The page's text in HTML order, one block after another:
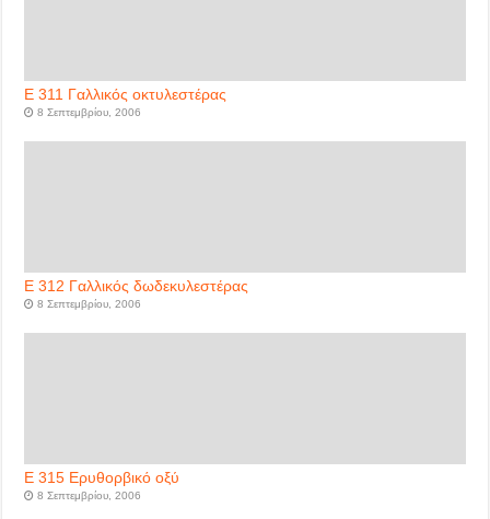
Ε 311 Γαλλικός οκτυλεστέρας
8 Σεπτεμβρίου, 2006
Ε 312 Γαλλικός δωδεκυλεστέρας
8 Σεπτεμβρίου, 2006
Ε 315 Ερυθορβικό οξύ
8 Σεπτεμβρίου, 2006